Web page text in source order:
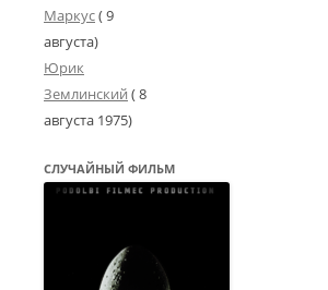
Маркус( 9
августа)
Юрик
Землинский (8
августа 1975)
СЛУЧАЙНЫЙ ФИЛЬМ